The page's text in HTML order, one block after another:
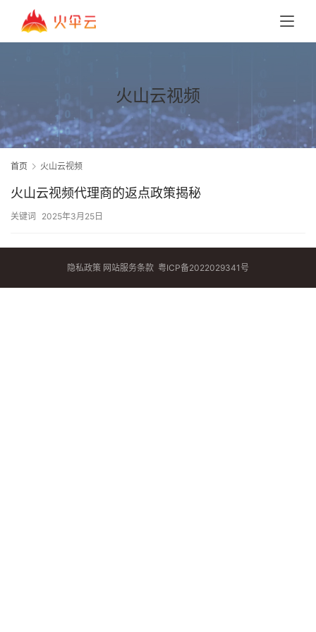
火山云视频
首页 火山云视频
火山云视频代理商的返点政策揭秘
关键词 2025年3月25日
隐私政策 网站服务条款 粤ICP备2022029341号